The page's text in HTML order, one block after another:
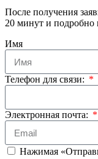
После получения
20 минут и подробно
Имя
Телефон для связи:
Электронная почта:
Нажимая